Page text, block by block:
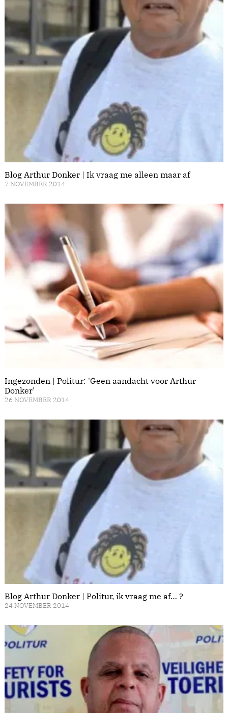
Blog Arthur Donker | Ik vraag me alleen maar af
7 NOVEMBER 2014
Ingezonden | Politur: 'Geen aandacht voor Arthur
Donker'
26 NOVEMBER 2014
Blog Arthur Donker | Politur, ik vraag me af… ?
24 NOVEMBER 2014